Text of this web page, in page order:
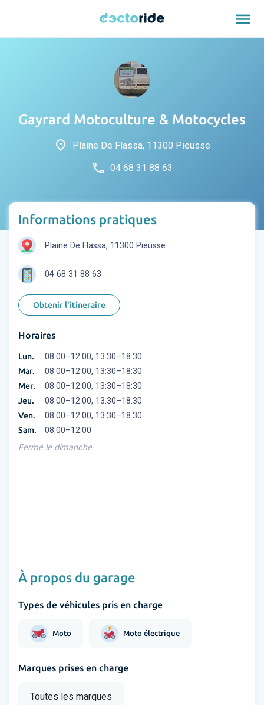
menu
Gayrard Motoculture & Motocycles
place Plaine De Flassa, 11300 Pieusse
phone 04 68 31 88 63
Informations pratiques
Plaine De Flassa, 11300 Pieusse
04 68 31 88 63
Obtenir l'itineraire
Horaires
Lun. 08:00–12:00, 13:30–18:30
Mar. 08:00–12:00, 13:30–18:30
Mer. 08:00–12:00, 13:30–18:30
Jeu. 08:00–12:00, 13:30–18:30
Ven. 08:00–12:00, 13:30–18:30
Sam.
08:00–12:00
Fermé le dimanche
À propos du garage
Types de véhicules pris en charge
Moto Moto électrique
Marques prises en charge
Toutes les marques